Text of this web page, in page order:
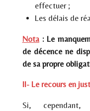
effectuer ;
Les délais de
Nota: Le
de décence ne
de sa propre
II- Le recours en
Si,